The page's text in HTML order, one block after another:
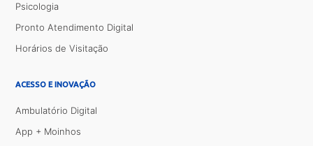
Psicologia
Pronto Atendimento Digital
Horários de Visitação
ACESSO E INOVAÇÃO
Ambulatório Digital
App + Moinhos